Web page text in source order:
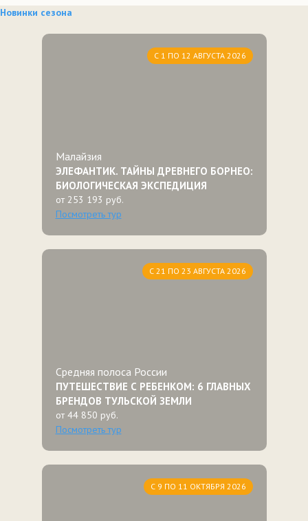
Новинки сезона
С 1 ПО 12 АВГУСТА 2026
Малайзия
ЭЛЕФАНТИК. ТАЙНЫ ДРЕВНЕГО БОРНЕО:
БИОЛОГИЧЕСКАЯ ЭКСПЕДИЦИЯ
от 253 193 руб.
Посмотреть тур
С 21 ПО 23 АВГУСТА 2026
Средняя полоса России
ПУТЕШЕСТВИЕ С РЕБЕНКОМ: 6 ГЛАВНЫХ
БРЕНДОВ ТУЛЬСКОЙ ЗЕМЛИ
от 44 850 руб.
Посмотреть тур
С 9 ПО 11 ОКТЯБРЯ 2026